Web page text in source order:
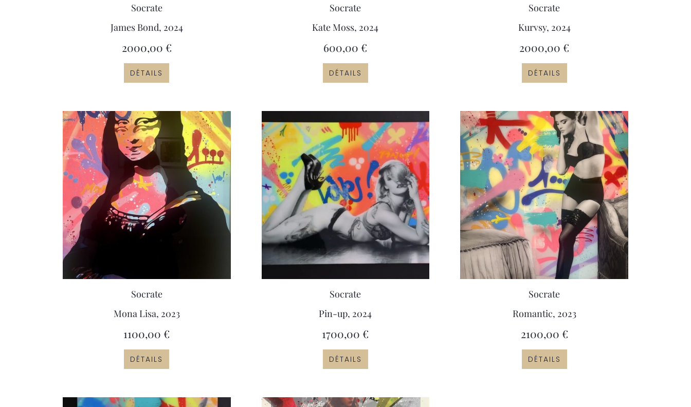
Socrate
James Bond, 2024
2000,00 €
DÉTAILS
Socrate
Kate Moss, 2024
600,00€
DÉTAILS
Socrate
Kurvsy, 2024
2000,00€
DÉTAILS
Socrate
Mona Lisa, 2023
1100,00€
DÉTAILS
Socrate
Pin-up, 2024
1700,00€
DÉTAILS
Socrate
Romantic, 2023
2100,00 €
DÉTAILS